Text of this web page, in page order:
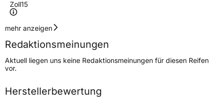
Zoll15
Geschwindigkeitsindex
Höchstgeschwindigkeit
210 km/h
Lastindex91
Höchstlast615 kg
mehr anzeigen
Redaktionsmeinungen
Aktuell liegen uns keine Redaktionsmeinungen für diesen Reifen
vor.
Herstellerbewertung